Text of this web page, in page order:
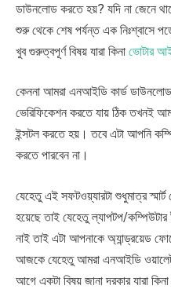
ডাউনলোড করতে হয়? যদি না জেনে
শুরু থেকে শেষ পর্যন্ত এক নিঃশ্বাসে
খুব গুরুত্বপূর্ণ বিষয় যারা কিনা ভোটার
কেননা আমরা এনআইডি কার্ড
ভেরিফিকেশন করতে যায় ঠিক তখনই
ইন্সটল করতে হয়। তবে এটা আপনি
করতে পারবেন না।
যেহেতু এই সফটওয়্যারটা শুধুমাত্র
হয়েছে তাই যেহেতু ল্যাপটপ/
নাই তাই এটা আপনাকে অ্যান্ড্রয়েড
আজকে যেহেতু আমরা এনআইডি
আগে একটা বিষয় জানা দরকার যারা